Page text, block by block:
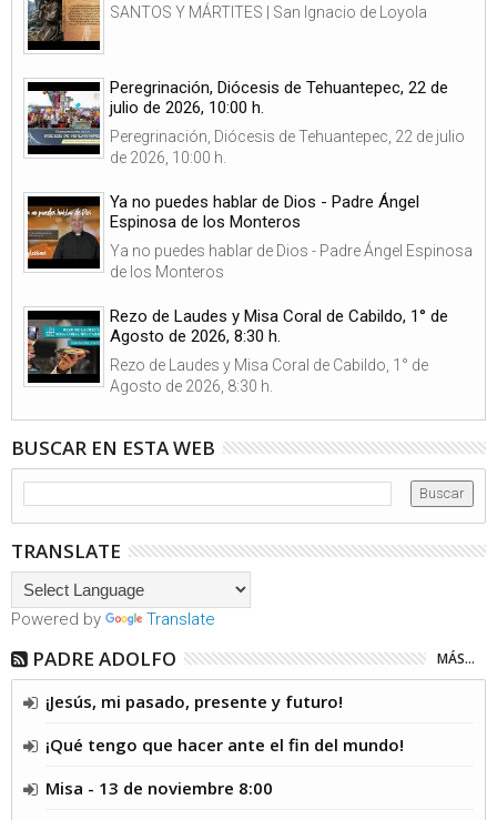
SANTOS Y MÁRTITES | San Ignacio de Loyola
Peregrinación, Diócesis de Tehuantepec, 22 de
julio de 2026, 10:00 h.
Peregrinación, Diócesis de Tehuantepec, 22 de julio
de 2026, 10:00 h.
Ya no puedes hablar de Dios - Padre Ángel
Espinosa de los Monteros
Ya no puedes hablar de Dios - Padre Ángel Espinosa
de los Monteros
Rezo de Laudes y Misa Coral de Cabildo, 1° de
Agosto de 2026, 8:30 h.
Rezo de Laudes y Misa Coral de Cabildo, 1° de
Agosto de 2026, 8:30 h.
BUSCAR EN ESTA WEB
TRANSLATE
Powered by Translate
PADRE ADOLFO MÁS...
¡Jesús, mi pasado, presente y futuro!
¡Qué tengo que hacer ante el fin del mundo!
Misa - 13 de noviembre 8:00